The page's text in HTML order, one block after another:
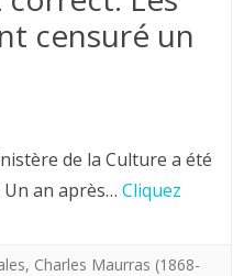
censuré un
de la Culture a été
Un an après… Cliquez
, Charles Maurras (1868-